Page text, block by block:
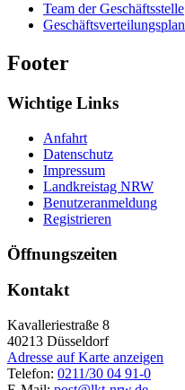
Team der Geschäftsstelle
Geschäftsverteilungsplan
Footer
Wichtige Links
Anfahrt
Datenschutz
Impressum
Landkreistag NRW
Benutzeranmeldung
Registrieren
Öffnungszeiten
Kontakt
Kavalleriestraße 8
40213 Düsseldorf
Adresse auf Karte anzeigen
Telefon: 0211/30 04 91-0